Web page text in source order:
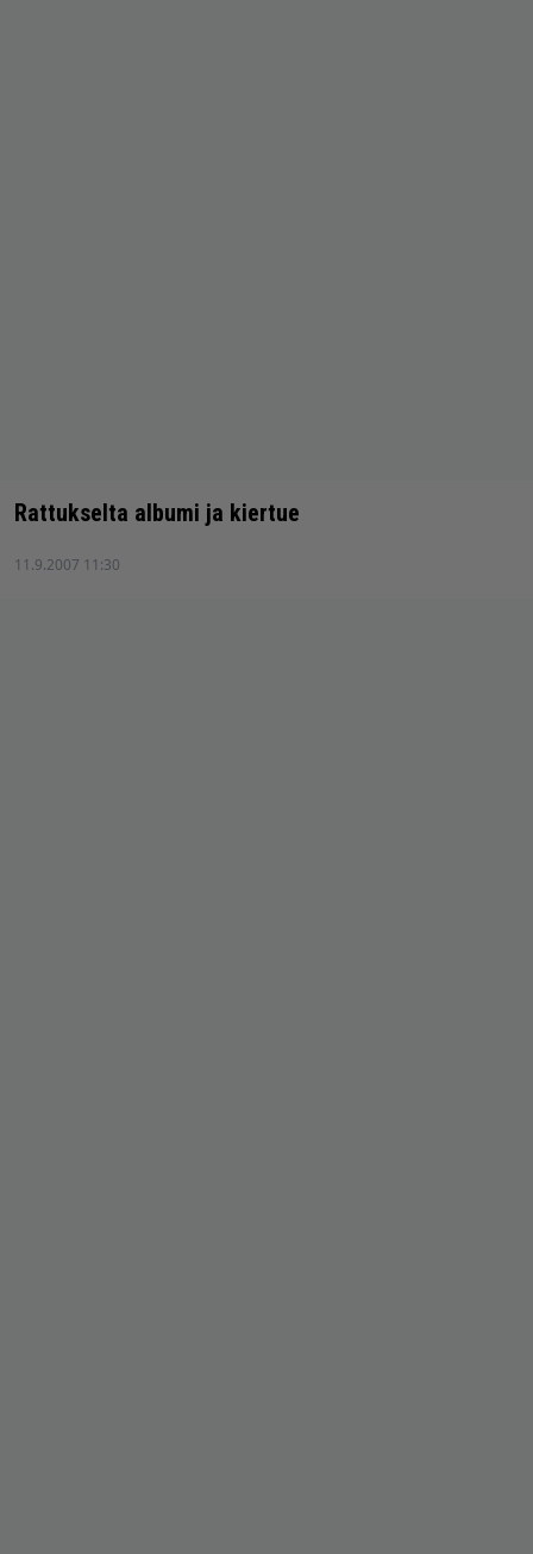
Rattukselta albumi ja kiertue
11.9.2007 11:30